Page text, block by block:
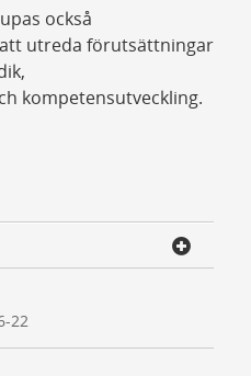
också
utreda förutsättningar
kompetensutveckling.
22